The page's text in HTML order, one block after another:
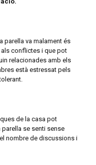
parella va malament és
als conflictes i que pot
relacionades amb els
està estressat pels
de la casa pot
se senti sense
nombre de discussions i